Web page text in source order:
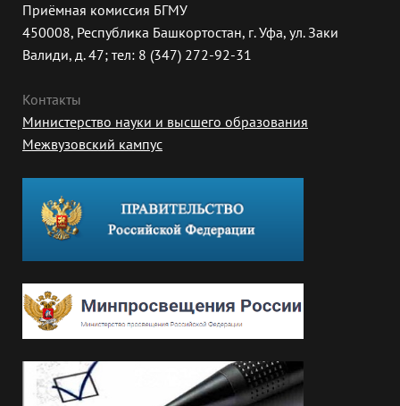
Приёмная комиссия БГМУ
450008, Республика Башкортостан, г. Уфа, ул. Заки
Валиди, д. 47; тел: 8 (347) 272-92-31
Контакты
Министерство науки и высшего образования
Межвузовский кампус